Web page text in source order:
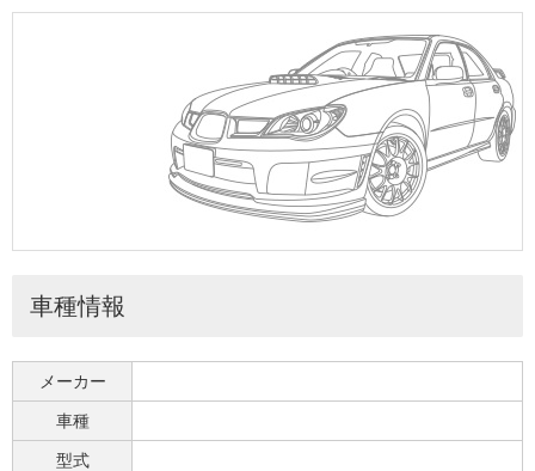
車種情報
メーカー
車種
型式